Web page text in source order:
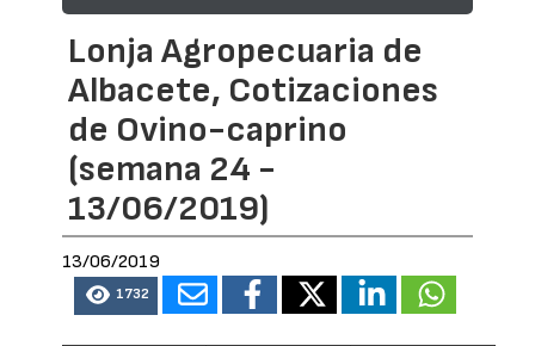
Lonja Agropecuaria de
Albacete, Cotizaciones
de Ovino-caprino
(semana 24 -
13/06/2019)
13/06/2019
1732